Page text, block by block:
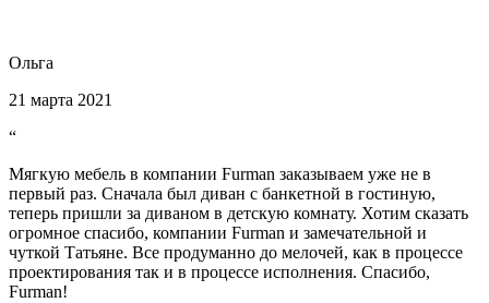
Ольга
21 марта 2021
“
Мягкую мебель в компании Furman заказываем уже не в
первый раз. Сначала был диван с банкетной в гостиную,
теперь пришли за диваном в детскую комнату. Хотим сказать
огромное спасибо, компании Furman и замечательной и
чуткой Татьяне. Все продуманно до мелочей, как в процессе
проектирования так и в процессе исполнения. Спасибо,
Furman!